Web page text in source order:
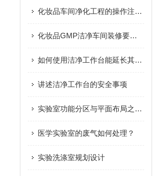
化妆品车间净化工程的操作注意事项
化妆品GMP洁净车间装修要点与技术参数要求有哪些？
如何使用洁净工作台能延长其使用寿命
讲述洁净工作台的安全事项
实验室功能分区与平面布局之各类分析实验室
医学实验室的废气如何处理？
实验洗涤室规划设计